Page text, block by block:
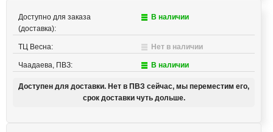
Доступно для заказа
(доставка):
В наличии
ТЦ Весна: Нет в наличии
Чаадаева, ПВЗ: В наличии
Доступен для доставки. Нет в ПВЗ сейчас, мы переместим его,
срок доставки чуть дольше.